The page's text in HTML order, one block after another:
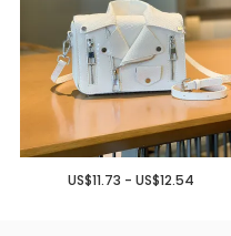
US$11.73 - US$12.54